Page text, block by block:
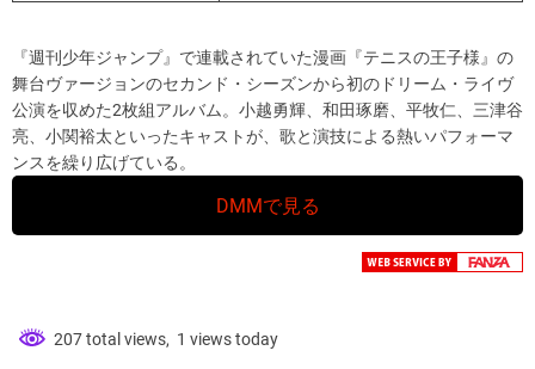
『週刊少年ジャンプ』で連載されていた漫画『テニスの王子様』の
舞台ヴァージョンのセカンド・シーズンから初のドリーム・ライヴ
公演を収めた2枚組アルバム。小越勇輝、和田琢磨、平牧仁、三津谷
亮、小関裕太といったキャストが、歌と演技による熱いパフォーマ
ンスを繰り広げている。
DMMで見る
207 total views, 1 views today